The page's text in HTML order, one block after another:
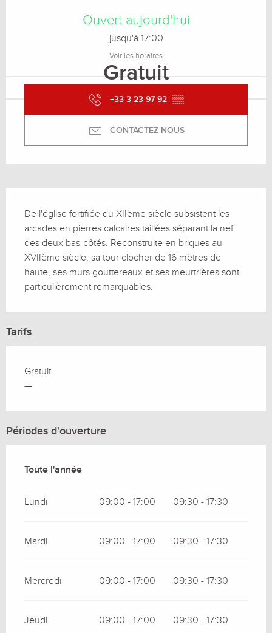
Ouvert aujourd'hui
jusqu'à 17:00
Voir les horaires
Gratuit
+33 3 23 97 92 ▒▒
CONTACTEZ-NOUS
De l'église fortifiée du XIIème siècle subsistent les
arcades en pierres calcaires taillées séparant la nef
des deux bas-côtés. Reconstruite en briques au
XVIIème siècle, sa tour clocher de 16 mètres de
haute, ses murs gouttereaux et ses meurtrières sont
particulièrement remarquables.
Tarifs
Gratuit
—
Périodes d'ouverture
Toute l'année
Toute l'année
Lundi 09:00 - 17:00 09:30 - 17:30
Mardi 09:00 - 17:00 09:30 - 17:30
Mercredi 09:00 - 17:00 09:30 - 17:30
Jeudi 09:00 - 17:00 09:30 - 17:30